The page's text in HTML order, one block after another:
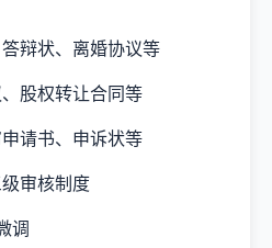
辩状、离婚协议等
股权转让合同等
请书、申诉状等
审核制度
调